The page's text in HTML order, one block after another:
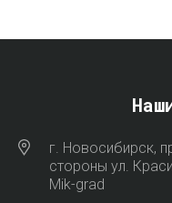
г. Новосибирск,
стороны ул.
Mik-grad